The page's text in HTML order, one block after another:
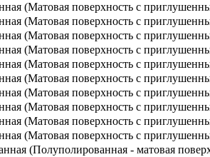
(Матовая поверхность с
(Матовая поверхность с
(Матовая поверхность с
(Матовая поверхность с
(Матовая поверхность с
(Матовая поверхность с
(Матовая поверхность с
(Матовая поверхность с
(Матовая поверхность с
(Матовая поверхность с
(Полуполированная - матовая